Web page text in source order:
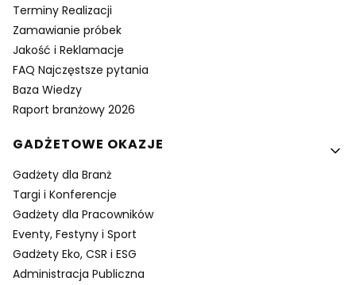
Terminy Realizacji
Zamawianie próbek
Jakość i Reklamacje
FAQ Najczęstsze pytania
Baza Wiedzy
Raport branżowy 2026
GADŻETOWE OKAZJE
Gadżety dla Branż
Targi i Konferencje
Gadżety dla Pracowników
Eventy, Festyny i Sport
Gadżety Eko, CSR i ESG
Administracja Publiczna